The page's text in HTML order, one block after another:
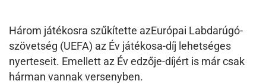
Három játékosra szűkítette azEurópai Labdarúgó-
szövetség (UEFA) az Év játékosa-díj lehetséges
nyerteseit. Emellett az Év edzője-díjért is már csak
hárman vannak versenyben.